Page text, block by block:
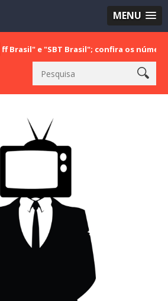
MENU
Brasil"; confira os números do último